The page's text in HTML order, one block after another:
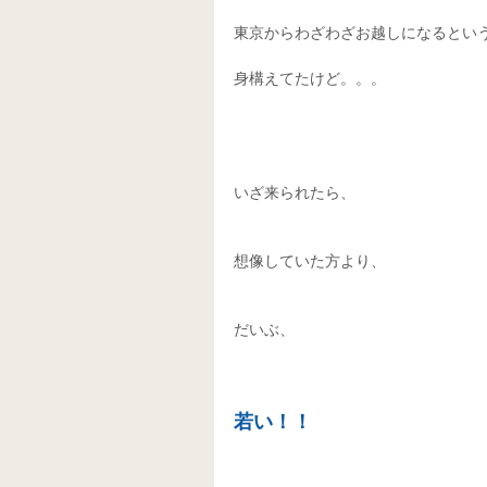
東京からわざわざお越しになるとい
身構えてたけど。。。
いざ来られたら、
想像していた方より、
だいぶ、
若い！！